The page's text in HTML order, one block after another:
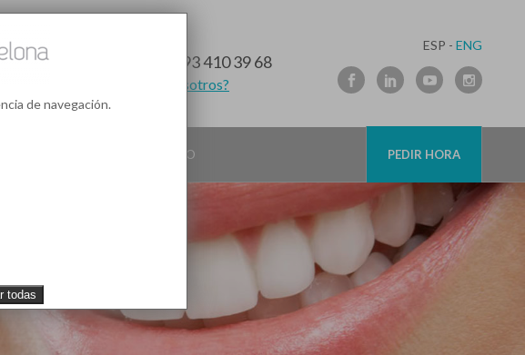
93 410 39 68
¿Te llamamos nosotros?
ESP - ENG
CONTACTO PEDIR HORA
de navegación.
todas